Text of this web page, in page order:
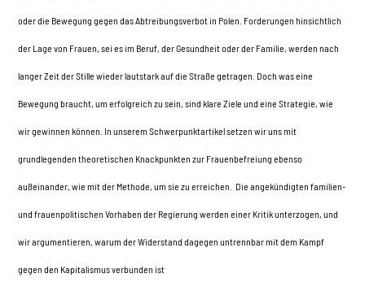
oder die Bewegung gegen das Abtreibungsverbot in Polen. Forderungen hinsichtlich
der Lage von Frauen, sei es im Beruf, der Gesundheit oder der Familie, werden nach
langer Zeit der Stille wieder lautstark auf die Straße getragen. Doch was eine
Bewegung braucht, um erfolgreich zu sein, sind klare Ziele und eine Strategie, wie
wir gewinnen können. In unserem Schwerpunktartikel setzen wir uns mit
grundlegenden theoretischen Knackpunkten zur Frauenbefreiung ebenso
außeinander, wie mit der Methode, um sie zu erreichen. Die angekündigten familien-
und frauenpolitischen Vorhaben der Regierung werden einer Kritik unterzogen, und
wir argumentieren, warum der Widerstand dagegen untrennbar mit dem Kampf
gegen den Kapitalismus verbunden ist